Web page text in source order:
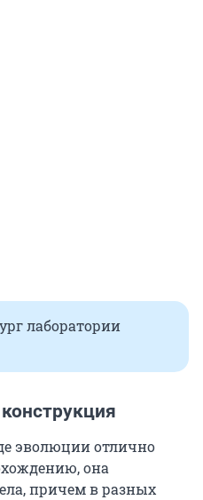
лаборатории
эволюции отлично
она
причем в разных